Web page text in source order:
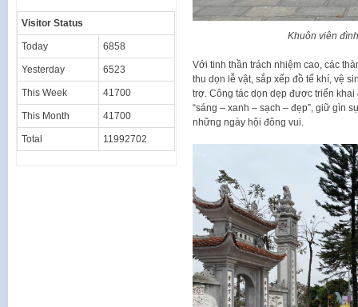
Khuôn viên
Với tinh thần trách nhiệm cao, các
thu dọn lễ vật, sắp xếp đồ tế khí, vệ
trợ. Công tác dọn dẹp được triển
“sáng – xanh – sạch – đẹp”, giữ gìn
những ngày hội đông vui.
Visitor Status
Today 6858
Yesterday 6523
This Week 41700
This Month 41700
Total 11992702